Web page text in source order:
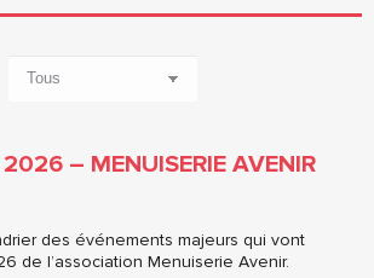
2026 – MENUISERIE AVENIR
des événements majeurs qui vont
de l’association Menuiserie Avenir.